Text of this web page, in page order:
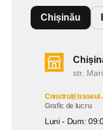
Chișinău
str.
Construiți traseul
Grafic de lucru
Luni - Dum: